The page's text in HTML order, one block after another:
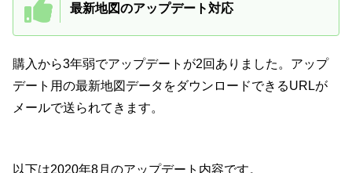
最新地図のアップデート対応
購入から3年弱でアップデートが2回ありました。アップ
デート用の最新地図データをダウンロードできるURLが
メールで送られてきます。
以下は2020年8月のアップデート内容です。